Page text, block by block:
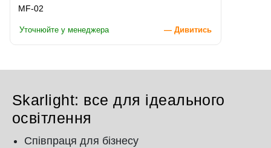
MF-02
Уточнюйте у менеджера — Дивитись
Skarlight: все для ідеального
освітлення
Співпраця для бізнесу